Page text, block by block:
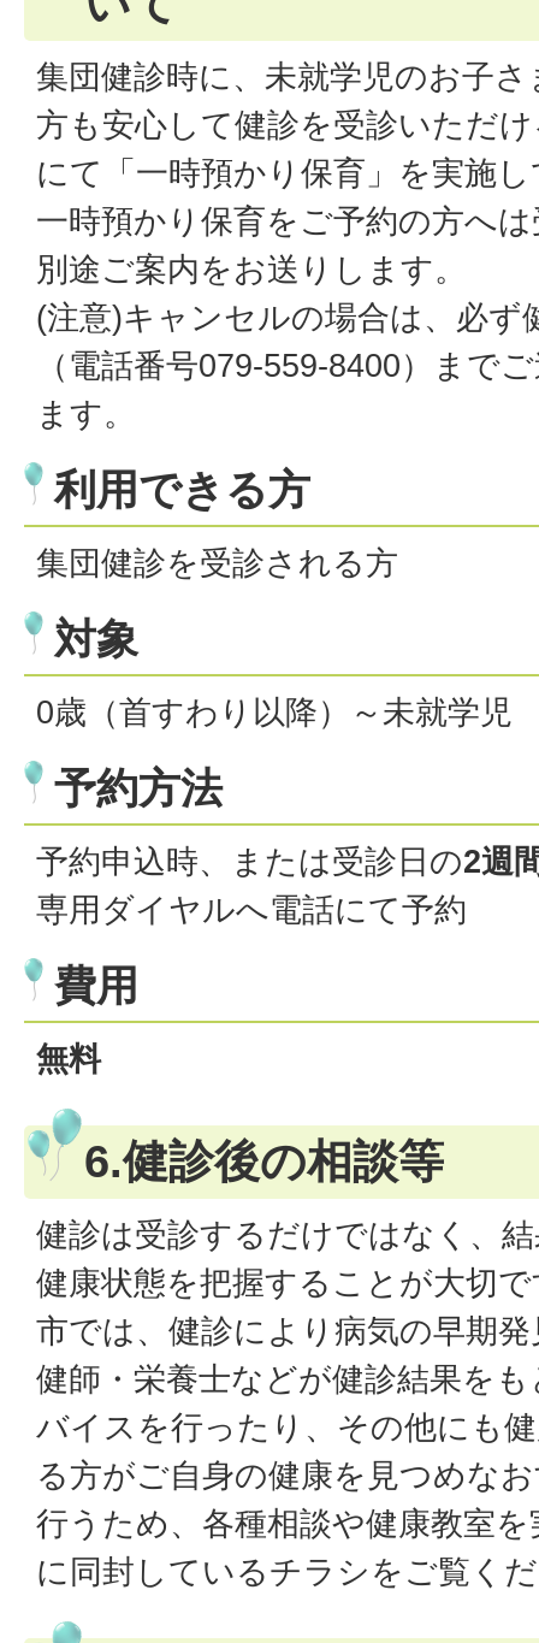
集団健診時に、未就学児のお子
方も安心して健診を受診いただ
にて「一時預かり保育」を実施
一時預かり保育をご予約の方へ
別途ご案内をお送りします。
(注意)キャンセルの場合は、必ず
（電話番号079-559-8400）まで
ます。
利用できる方
集団健診を受診される方
対象
0歳（首すわり以降）～未就学児
予約方法
予約申込時、または受診日の2週
専用ダイヤルへ電話にて予約
費用
無料
6.健診後の相談等
健診は受診するだけではなく、
健康状態を把握することが大切
市では、健診により病気の早期
健師・栄養士などが健診結果を
バイスを行ったり、その他にも
る方がご自身の健康を見つめな
行うため、各種相談や健康教室
に同封しているチラシをご覧く